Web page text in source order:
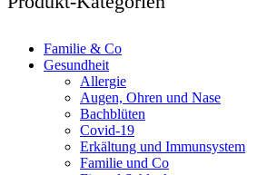
Familie & Co
Gesundheit
Allergie
Augen, Ohren und Nase
Bachblüten
Covid-19
Erkältung und Immunsystem
Familie und Co